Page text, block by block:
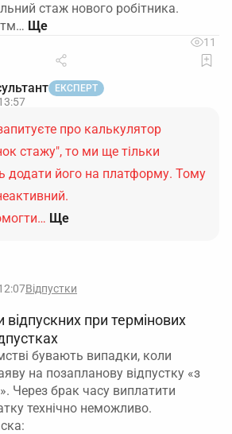
стаж нового робітника.
11
ЕКСПЕРТ
про калькулятор
стажу", то ми ще тільки
додати його на платформу. Тому
Ще
Відпустки
при термінових
бувають випадки, коли
на позапланову відпустку «з
Через брак часу виплатити
технічно неможливо.